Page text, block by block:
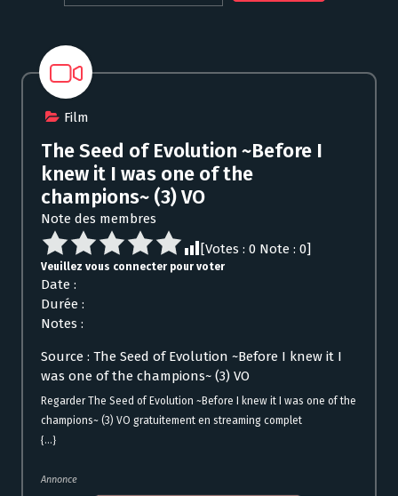
Film
The Seed of Evolution ~Before I
knew it I was one of the
champions~ (3) VO
Note des membres
[Votes : 0 Note : 0]
Veuillez vous connecter pour voter
Date :
Durée :
Notes :
Source : The Seed of Evolution ~Before I knew it I
was one of the champions~ (3) VO
Regarder The Seed of Evolution ~Before I knew it I was one of the
champions~ (3) VO gratuitement en streaming complet
{...}
Annonce